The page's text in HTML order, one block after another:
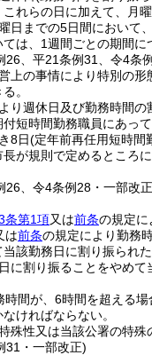
れらの日に加えて、月
日までの5日間において
は、1週間ごとの期間
26、平21条例31、令4条
上の事情により特別の形
。
り週休日及び勤務時間
短時間勤務職員にあっ
8日(定年前再任用短時間
が規則で定めるところ
26、令4条例28・一部改
条第1項又は前条の規定に
は前条の規定により勤務
該勤務日に割り振られ
に割り振ることをやめ
時間が、6時間を超える
ければならない。
殊性又は当該公署の特
31・一部改正)